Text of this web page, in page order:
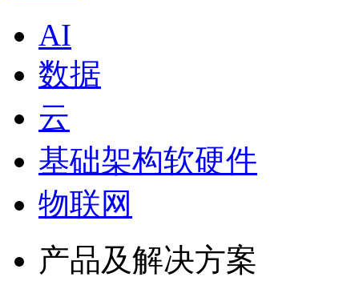
AI
数据
云
基础架构软硬件
物联网
产品及解决方案